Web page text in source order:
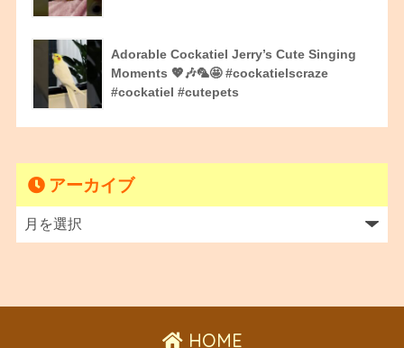
Adorable Cockatiel Jerry’s Cute Singing
Moments 💖🎶🦜🤩 #cockatielscraze
#cockatiel #cutepets
アーカイブ
HOME